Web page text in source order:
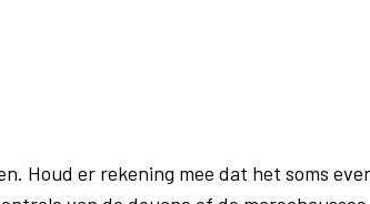
Houd er rekening mee dat het soms